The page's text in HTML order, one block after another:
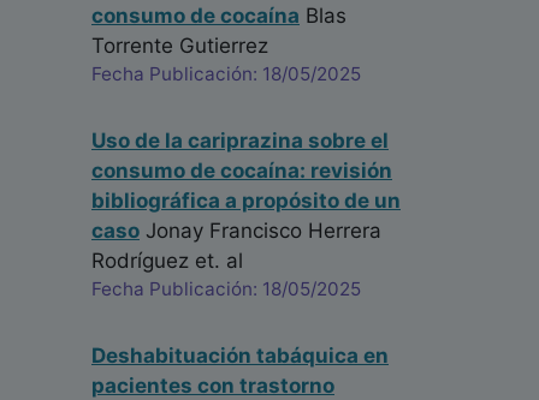
consumo de cocaína Blas
Torrente Gutierrez
Fecha Publicación: 18/05/2025
Uso de la cariprazina sobre el
consumo de cocaína: revisión
bibliográfica a propósito de un
caso Jonay Francisco Herrera
Rodríguez et. al
Fecha Publicación: 18/05/2025
Deshabituación tabáquica en
pacientes con trastorno